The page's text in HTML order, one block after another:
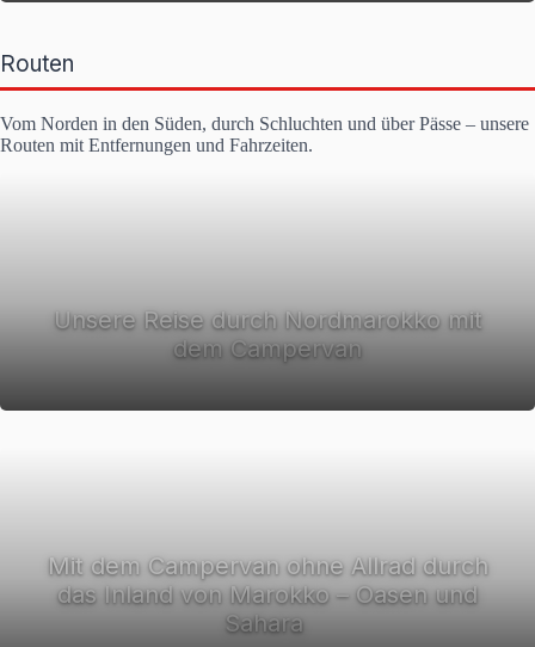
Routen
Vom Norden in den Süden, durch Schluchten und über Pässe – unsere
Routen mit Entfernungen und Fahrzeiten.
Unsere Reise durch Nordmarokko mit
dem Campervan
Mit dem Campervan ohne Allrad durch
das Inland von Marokko – Oasen und
Sahara